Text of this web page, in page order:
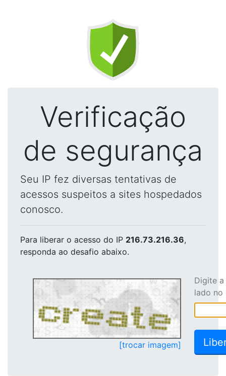
Verificação
de segurança
Seu IP fez diversas tentativas de
acessos suspeitos a sites hospedados
conosco.
Para liberar o acesso do IP 216.73.216.36,
responda ao desafio abaixo.
[trocar imagem]
Digite
lado no